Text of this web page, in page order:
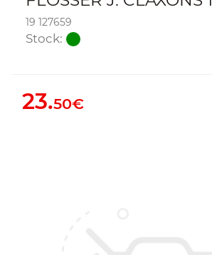
19 127659
Stock:
23.50€